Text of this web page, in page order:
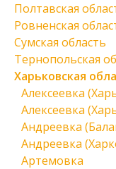
Полтавская
Ровненская
Сумская область
Тернопольская
Харьковская
Алексеевка
Алексеевка
Андреевка
Андреевка
Артемовка